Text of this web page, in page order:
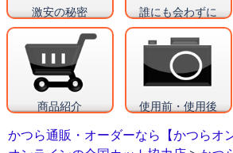
激安の秘密 誰にも会わずに
商品紹介 使用前・使用後
かつら通販・オーダーなら【かつらオ